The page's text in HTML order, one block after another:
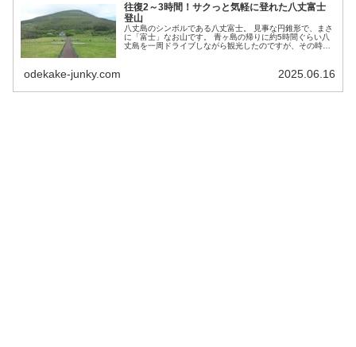
往復2～3時間！サクっと気軽に登れた八丈富士
登山
八丈島のシンボルである八丈富士。 見事な円錐形で、まさ
に「富士」なお山です。 青ヶ島の帰りに約5時間ぐらい八
丈島を一周ドライブしながら観光したのですが、その時に
odekake-junky.com 2025.06.16